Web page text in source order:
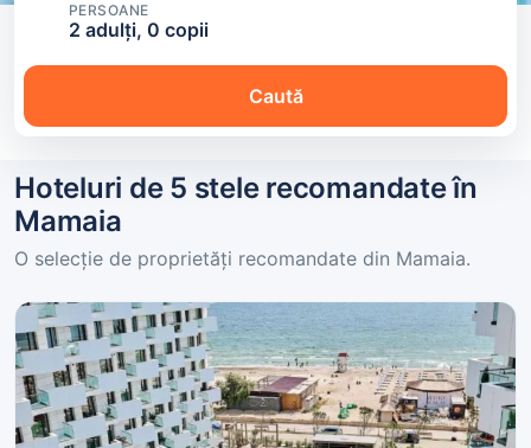
PERSOANE
2 adulți, 0 copii
Caută
Hoteluri de 5 stele recomandate în
Mamaia
O selecție de proprietăți recomandate din Mamaia.